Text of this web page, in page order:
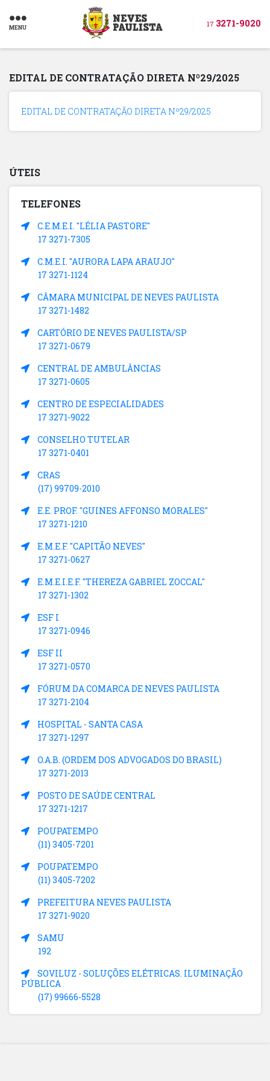
MENU 17 3271-9020
EDITAL DE CONTRATAÇÃO DIRETA Nº29/2025
EDITAL DE CONTRATAÇÃO DIRETA Nº29/2025
ÚTEIS
TELEFONES
C.E.M.E.I. "LÉLIA PASTORE"
17 3271-7305
C.M.E.I. "AURORA LAPA ARAUJO"
17 3271-1124
CÂMARA MUNICIPAL DE NEVES PAULISTA
17 3271-1482
CARTÓRIO DE NEVES PAULISTA/SP
17 3271-0679
CENTRAL DE AMBULÂNCIAS
17 3271-0605
CENTRO DE ESPECIALIDADES
17 3271-9022
CONSELHO TUTELAR
17 3271-0401
CRAS
(17) 99709-2010
E.E. PROF. "GUINES AFFONSO MORALES"
17 3271-1210
E.M.E.F. "CAPITÃO NEVES"
17 3271-0627
E.M.E.I.E.F. "THEREZA GABRIEL ZOCCAL"
17 3271-1302
ESF I
17 3271-0946
ESF II
17 3271-0570
FÓRUM DA COMARCA DE NEVES PAULISTA
17 3271-2104
HOSPITAL - SANTA CASA
17 3271-1297
O.A.B. (ORDEM DOS ADVOGADOS DO BRASIL)
17 3271-2013
POSTO DE SAÚDE CENTRAL
17 3271-1217
POUPATEMPO
(11) 3405-7201
POUPATEMPO
(11) 3405-7202
PREFEITURA NEVES PAULISTA
17 3271-9020
SAMU
192
SOVILUZ - SOLUÇÕES ELÉTRICAS. ILUMINAÇÃO
PÚBLICA
(17) 99666-5528